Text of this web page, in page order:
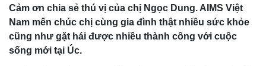
Cảm ơn chia sẻ thú vị của chị Ngọc Dung. AIMS Việt
Nam mến chúc chị cùng gia đình thật nhiều sức khỏe
cũng như gặt hái được nhiều thành công với cuộc
sống mới tại Úc.